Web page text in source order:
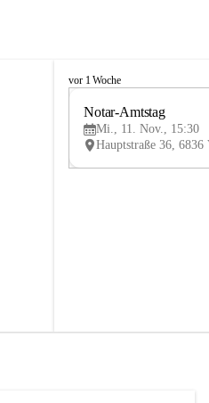
V
vor 1 Woche
Notar-Amtstag
Mi., 11. Nov., 15:30